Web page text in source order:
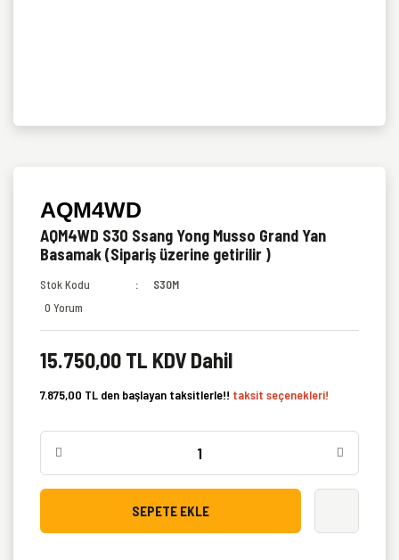
AQM4WD
AQM4WD S30 Ssang Yong Musso Grand Yan
Basamak (Sipariş üzerine getirilir )
Stok Kodu
S30M
0 Yorum
15.750,00 TL KDV Dahil
7.875,00 TL den başlayan taksitlerle!! taksit seçenekleri!
SEPETE EKLE